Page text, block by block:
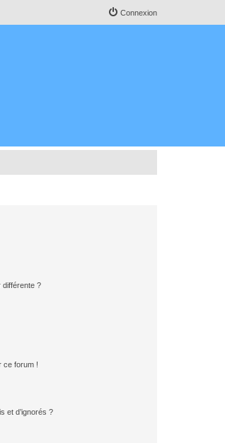
Connexion
différente ?
ce forum !
et d’ignorés ?